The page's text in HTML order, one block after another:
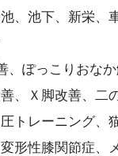
、池下、新栄、
、ぽっこりおな
善、Ｘ脚改善、二
トレーニング、
形性膝関節症、